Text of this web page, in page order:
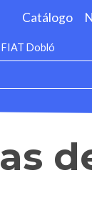
Catálogo
FIAT Dobló